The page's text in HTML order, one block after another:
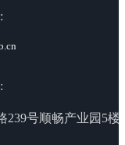
239号顺畅产业园5楼